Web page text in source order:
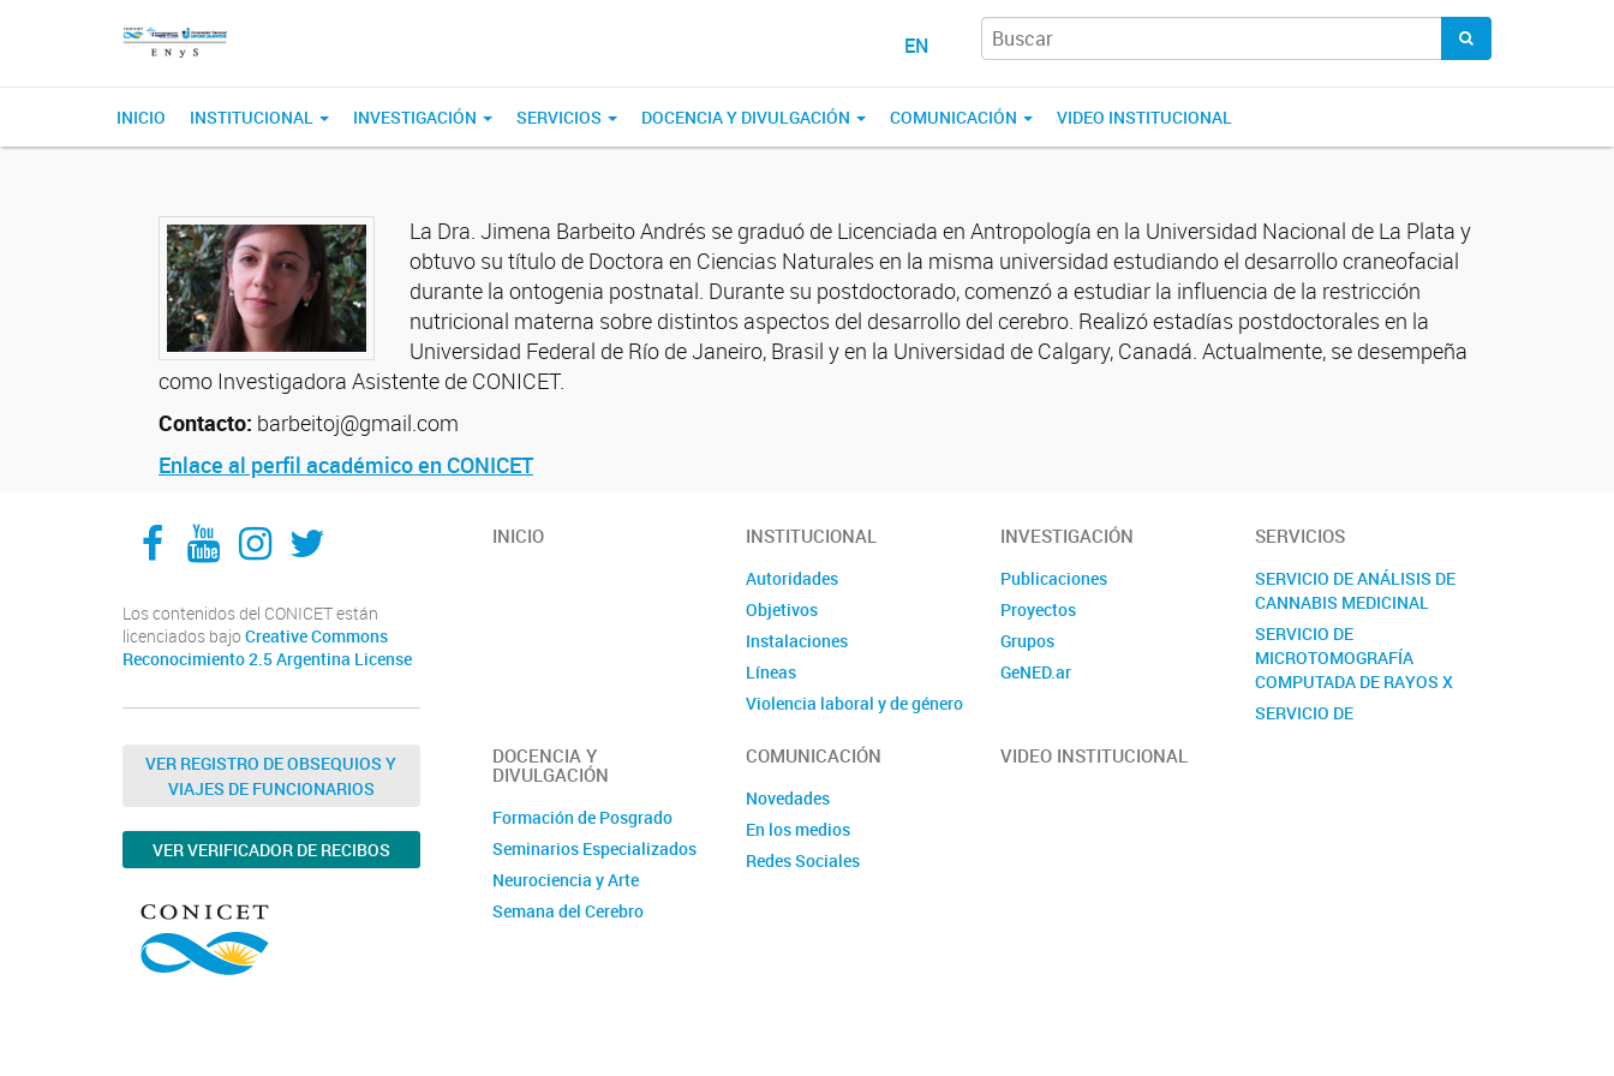
EN
INICIO INSTITUCIONAL INVESTIGACIÓN SERVICIOS DOCENCIA Y DIVULGACIÓN COMUNICACIÓN VIDEO INSTITUCIONAL
La Dra. Jimena Barbeito Andrés se graduó de Licenciada en Antropología en la Universidad Nacional de La Plata y
obtuvo su título de Doctora en Ciencias Naturales en la misma universidad estudiando el desarrollo craneofacial
durante la ontogenia postnatal. Durante su postdoctorado, comenzó a estudiar la influencia de la restricción
nutricional materna sobre distintos aspectos del desarrollo del cerebro. Realizó estadías postdoctorales en la
Universidad Federal de Río de Janeiro, Brasil y en la Universidad de Calgary, Canadá. Actualmente, se desempeña
como Investigadora Asistente de CONICET.
Contacto: barbeitoj@gmail.com
Enlace al perfil académico en CONICET
Facebook
YouTube
Instagram
Twitter
Los contenidos del CONICET están
licenciados bajo Creative Commons
Reconocimiento 2.5 Argentina License
VER REGISTRO DE OBSEQUIOS Y
VIAJES DE FUNCIONARIOS
VER VERIFICADOR DE RECIBOS
INICIO INSTITUCIONAL
Autoridades
Objetivos
Instalaciones
Líneas
Violencia laboral y de género
INVESTIGACIÓN
Publicaciones
Proyectos
Grupos
GeNED.ar
SERVICIOS
SERVICIO DE ANÁLISIS DE
CANNABIS MEDICINAL
SERVICIO DE
MICROTOMOGRAFÍA
COMPUTADA DE RAYOS X
SERVICIO DE
DOCENCIA Y
DIVULGACIÓN
Formación de Posgrado
Seminarios Especializados
Neurociencia y Arte
Semana del Cerebro
COMUNICACIÓN
Novedades
En los medios
Redes Sociales
VIDEO INSTITUCIONAL